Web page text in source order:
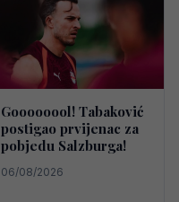
Goooooool! Tabaković
postigao prvijenac za
pobjedu Salzburga!
06/08/2026